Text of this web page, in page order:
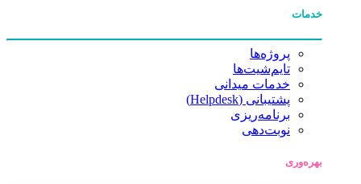
خدمات
پروژه‌ها
تایم‌شیت‌ها
خدمات میدانی
پشتیبانی (Helpdesk)
برنامه‌ریزی
نوبت‌دهی
بهره‌وری